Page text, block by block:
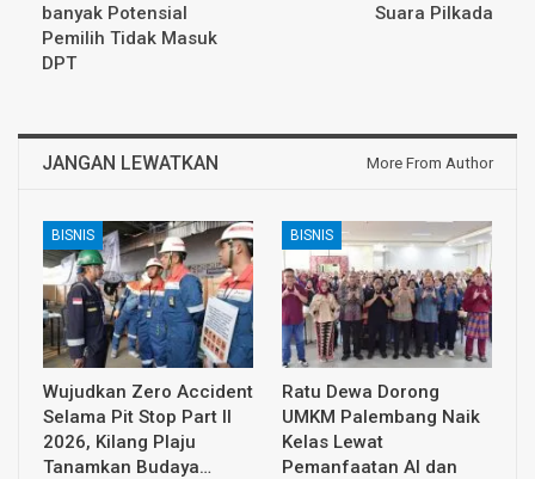
banyak Potensial
Pemilih Tidak Masuk
DPT
Suara Pilkada
JANGAN LEWATKAN More From Author
BISNIS
Wujudkan Zero Accident
Selama Pit Stop Part II
2026, Kilang Plaju
Tanamkan Budaya…
BISNIS
Ratu Dewa Dorong
UMKM Palembang Naik
Kelas Lewat
Pemanfaatan AI dan